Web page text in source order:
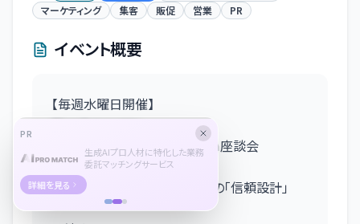
マーケティング
集客 販促 営業 PR
イベント概要
【毎週水曜日開催】
Giver’s Lounge
事業者・決裁者が集まるZoom座談会
【6月テーマ】
紹介される事業者になるための「信頼設計」
━━━━━━━━━━━
PR
生成AIプロ人材に特化した業務
委託マッチングサービス
詳細を見る